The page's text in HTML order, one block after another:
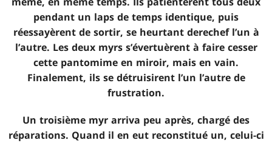
pendant un laps de temps identique, puis
réessayèrent de sortir, se heurtant derechef l’un à
l’autre. Les deux myrs s’évertuèrent à faire cesser
cette pantomime en miroir, mais en vain.
Finalement, ils se détruisirent l’un l’autre de
frustration.
Un troisième myr arriva peu après, chargé des
réparations. Quand il en eut reconstitué un, celui-ci